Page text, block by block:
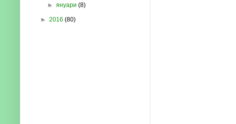
►януари(8)
► 2016 (80)